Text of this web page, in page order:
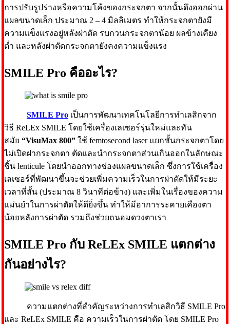
การปรับรูปร่างหรือความโค้งของกระจกตา จากนั้นดึงออกผ่าน
แผลขนาดเล็ก ประมาณ 2 – 4 มิลลิเมตร ทำให้กระจกตายังมี
ความเเข็งแรงอยู่หลังผ่าตัด รบกวนกระจกตาน้อย ผลข้างเคียง
ต่ำ และหลังผ่าตัดกระจกตายังคงความแข็งแรง
SMILE Pro คืออะไร?
SMILE Pro เป็นการพัฒนาเทคโนโลยีการทำเลสิกจาก
วิธี ReLEx SMILE โดยใช้เครื่องเลเซอร์รุ่นใหม่และทัน
สมัย “VisuMax 800” ใช้ femtosecond laser แยกชั้นกระจกตาโดย
ไม่เปิดฝากระจกตา ตัดและนำกระจกตาส่วนเกินออกในลักษณะ
ชิ้น lenticule โดยนำออกทางช่องแผลขนาดเล็ก ซึ่งการใช้เครื่อง
เลเซอร์ที่พัฒนาขึ้นจะช่วยเพิ่มความเร็วในการผ่าตัดให้มีระยะ
เวลาที่สั้น (ประมาณ 8 วินาทีต่อข้าง) และเพิ่มในเรื่องของความ
แม่นยำในการผ่าตัดให้ดียิ่งขึ้น ทำให้มีอาการระคายเคืองตา
น้อยหลังการผ่าตัด รวมถึงช่วยถนอมดวงตาเรา
SMILE Pro กับ ReLEx SMILE แตกต่าง
กันอย่างไร?
ความแตกต่างที่สำคัญระหว่างการทำเลสิกวิธี SMILE Pro
และ ReLEx SMILE คือ ความเร็วในการผ่าตัด โดย SMILE Pro